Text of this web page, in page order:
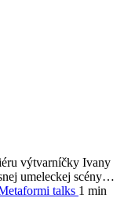
výtvarníčky Ivany
umeleckej scény…
talks 1 min